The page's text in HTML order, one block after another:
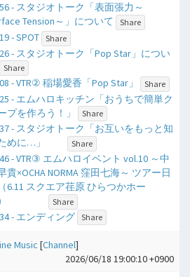
- スタジオトーク「表面張力～
Tension～」について
Share
- SPOT Share
- スタジオトーク「Pop Star」につい
Share
- VTR② 稲場愛香「Pop Star」 Share
- エムハロキッチン「おうちで簡単ク
プを作ろう！」
Share
- スタジオトーク「お互いをもっと知
めに…」
Share
- VTR③ エムハロイベント vol.10 ～中
貴×OCHA NORMA 窪田七海～ ツアー日
6.11 スクエア荏原 ひらつかホー
）
Share
- エンディング Share
Music [Channel]
2026/06/18 19:00:10 +0900